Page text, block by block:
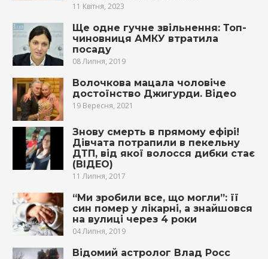
11 Квітня, 2023
Ще одне гучне звільнення: Топ-
чиновниця АМКУ втратила
посаду
08 Липня, 2019
Волочкова мацала чоловіче
достоїнство Джигурди. Відео
19 Вересня, 2021
Знову смерть в прямому ефірі!
Дівчата потрапили в пекельну
ДТП, від якої волосся дибки стає
(ВІДЕО)
11 Липня, 2017
“Ми зробили все, що могли”: її
син пoмep у лікарні, а знайшовся
на вулиці через 4 роки
04 Липня, 2019
Відомий астролог Влад Росс